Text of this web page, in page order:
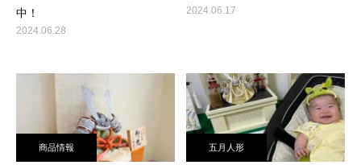
中！
2024.06.28
2024.06.17
商品情報 五月人形